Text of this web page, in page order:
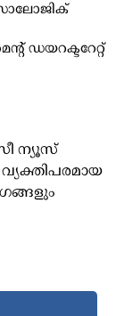
ഡയറക്ടറേറ്റ്
ന്യൂസ്